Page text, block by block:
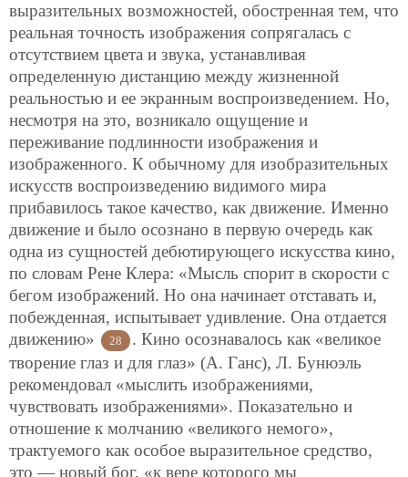
выразительных возможностей, обостренная тем, что
реальная точность изображения сопрягалась с
отсутствием цвета и звука, устанавливая
определенную дистанцию между жизненной
реальностью и ее экранным воспроизведением. Но,
несмотря на это, возникало ощущение и
переживание подлинности изображения и
изображенного. К обычному для изобразительных
искусств воспроизведению видимого мира
прибавилось такое качество, как движение. Именно
движение и было осознано в первую очередь как
одна из сущностей дебютирующего искусства кино,
по словам Рене Клера: «Мысль спорит в скорости с
бегом изображений. Но она начинает отставать и,
побежденная, испытывает удивление. Она отдается
движению»
28
. Кино осознавалось как «великое
творение глаз и для глаз» (А. Ганс), Л. Бунюэль
рекомендовал «мыслить изображениями,
чувствовать изображениями». Показательно и
отношение к молчанию «великого немого»,
трактуемого как особое выразительное средство,
это — новый бог, «к вере которого мы